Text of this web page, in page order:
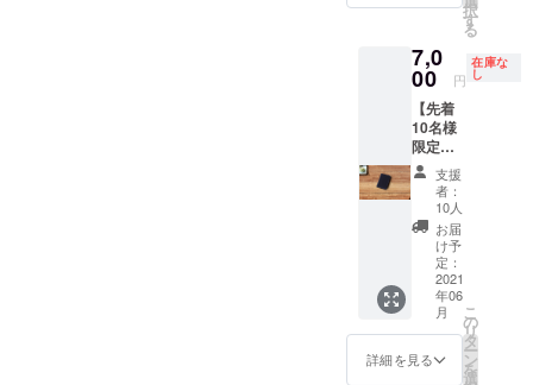
モール
ネ）
キャッ
シュレ
ス財布
カ
ラー：
ワイン
(WIN)
<<限定
10個>>
■2021
年6月末
頃 発送
予定
択
す
る
7,0
00 円
在庫な
し
【先着
10名様
限定】
早期割
引
53%OF
F 希望
小売価
¥15,000
→¥7,00
0 「Di
molto
bene」
（ディ
支援
者：
10人
お届
け予
定：
2021
年06
月
詳細を見る
こ
の
リ
タ
ー
ン
を
選